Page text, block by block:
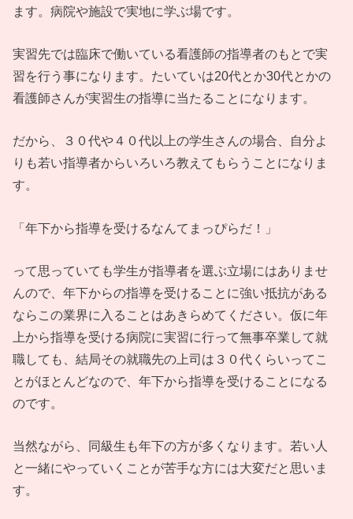
ます。病院や施設で実地に学ぶ場です。
実習先では臨床で働いている看護師の指導者のもとで実
習を行う事になります。たいていは20代とか30代とかの
看護師さんが実習生の指導に当たることになります。
だから、３０代や４０代以上の学生さんの場合、自分よ
りも若い指導者からいろいろ教えてもらうことになりま
す。
「年下から指導を受けるなんてまっぴらだ！」
って思っていても学生が指導者を選ぶ立場にはありませ
んので、年下からの指導を受けることに強い抵抗がある
ならこの業界に入ることはあきらめてください。仮に年
上から指導を受ける病院に実習に行って無事卒業して就
職しても、結局その就職先の上司は３０代くらいってこ
とがほとんどなので、年下から指導を受けることになる
のです。
当然ながら、同級生も年下の方が多くなります。若い人
と一緒にやっていくことが苦手な方には大変だと思いま
す。